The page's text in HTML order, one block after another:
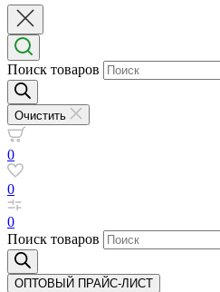
Поиск товаров
Очистить
0
0
0
Поиск товаров
ОПТОВЫЙ ПРАЙС-ЛИСТ